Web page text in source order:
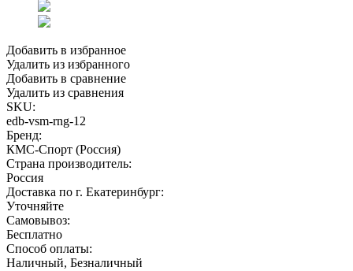
Добавить в избранное
Удалить из избранного
Добавить в сравнение
Удалить из сравнения
SKU:
edb-vsm-rng-12
Бренд:
КМС-Спорт (Россия)
Страна производитель:
Россия
Доставка по г. Екатеринбург:
Уточняйте
Самовывоз:
Бесплатно
Способ оплаты:
Наличный, Безналичный